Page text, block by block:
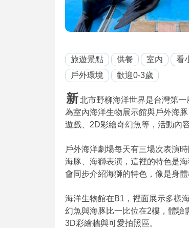
旅遊景點 供餐 室內 看
戶外環境
歡迎0-3歲
新北市野柳海洋世界是台灣第
為室內海洋生物展示館與戶外海
遊戲、2D彩繪奇幻魚等，活動內
戶外海洋劇場每天有三場次表演
海豚、海獅表演，這裡的特色是
會同步介紹海獅的特色，像是身
海洋生物館在B1，裡面展示多樣
幻魚與海豚比一比位在2樓，體驗
3D彩繪牆與可愛拍照區。